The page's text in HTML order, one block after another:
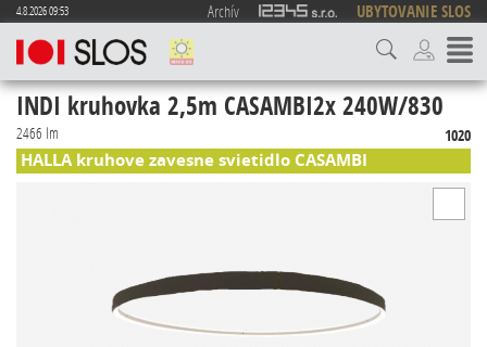
4.8.2026 09:53 Archív UBYTOVANIE SLOS
INDI kruhovka 2,5m CASAMBI2x 240W/830
2466 lm 1020
HALLA kruhove zavesne svietidlo CASAMBI